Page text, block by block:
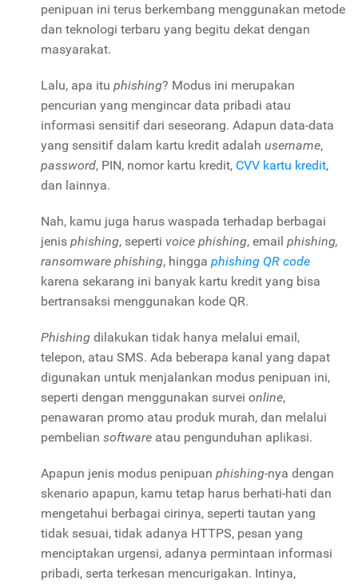
penipuan ini terus berkembang menggunakan metode
dan teknologi terbaru yang begitu dekat dengan
masyarakat.
Lalu, apa itu phishing? Modus ini merupakan
pencurian yang mengincar data pribadi atau
informasi sensitif dari seseorang. Adapun data-data
yang sensitif dalam kartu kredit adalah username,
password, PIN, nomor kartu kredit, CVV kartu kredit,
dan lainnya.
Nah, kamu juga harus waspada terhadap berbagai
jenis phishing, seperti voice phishing, email phishing,
ransomware phishing, hingga phishing QR code
karena sekarang ini banyak kartu kredit yang bisa
bertransaksi menggunakan kode QR.
Phishing dilakukan tidak hanya melalui email,
telepon, atau SMS. Ada beberapa kanal yang dapat
digunakan untuk menjalankan modus penipuan ini,
seperti dengan menggunakan survei online,
penawaran promo atau produk murah, dan melalui
pembelian software atau pengunduhan aplikasi.
Apapun jenis modus penipuan phishing-nya dengan
skenario apapun, kamu tetap harus berhati-hati dan
mengetahui berbagai cirinya, seperti tautan yang
tidak sesuai, tidak adanya HTTPS, pesan yang
menciptakan urgensi, adanya permintaan informasi
pribadi, serta terkesan mencurigakan. Intinya,